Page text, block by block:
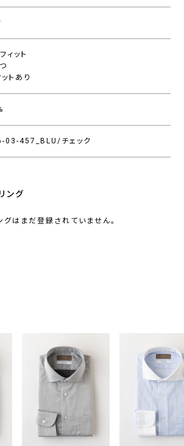
ィット
トあり
03-457_BLU/チェック
ング
グはまだ登録されていません。